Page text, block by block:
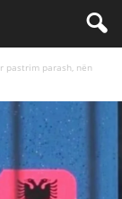
pastrim parash, nën